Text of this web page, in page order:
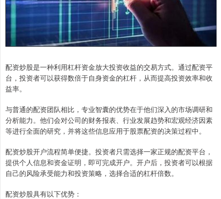
配资炒股是一种利用杠杆资金放大投资收益的交易方式。通过配资平
台，投资者可以获得数倍于自身资金的杠杆，从而提高投资效率和收
益率。
与普通的配资团队相比，专业智囊的优势在于他们深入的市场调研和
分析能力。他们会对公司的财务报表、行业发展趋势和宏观经济因素
等进行全面的研究，并将这些信息应用于股票配资的决策过程中。
配资炒股开户流程简单便捷。投资者只需选择一家正规的配资平台，
提供个人信息和资金证明，即可完成开户。开户后，投资者可以根据
自己的风险承受能力和投资策略，选择合适的杠杆倍数。
配资炒股具有以下优势：